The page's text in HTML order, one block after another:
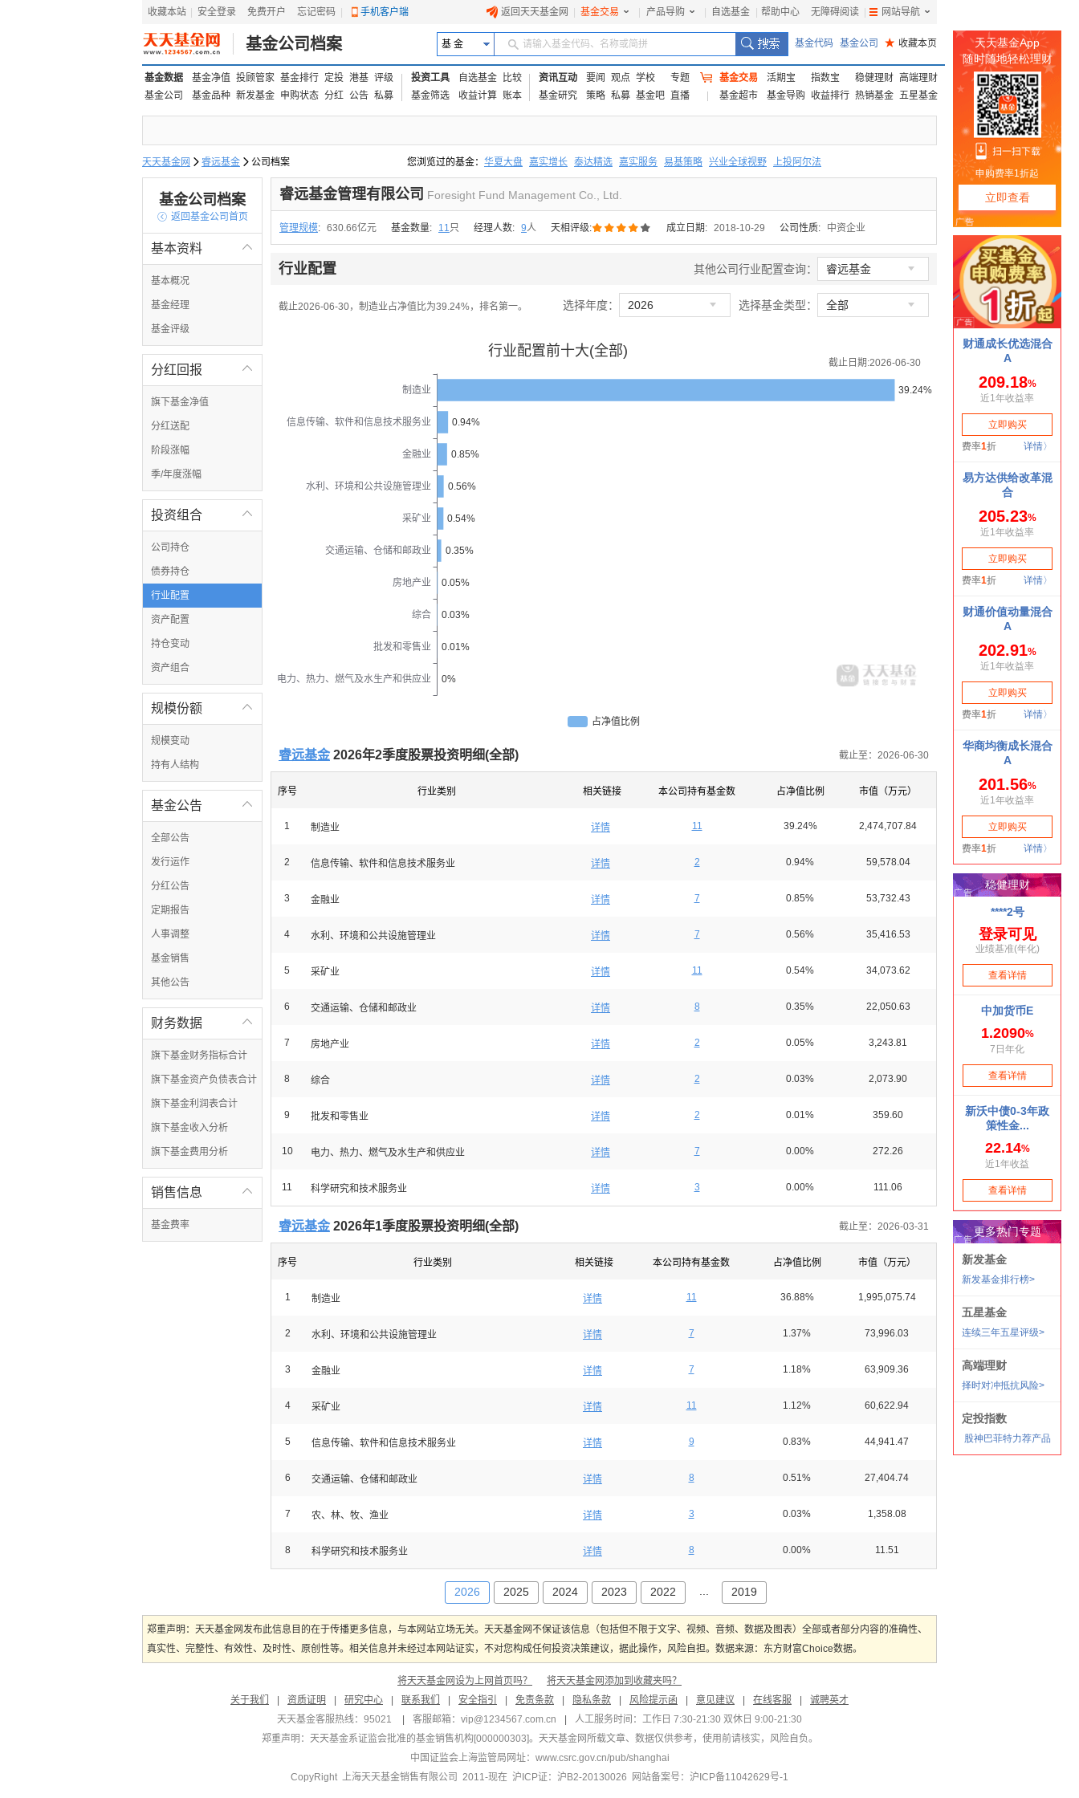
收藏本站 安全登录 免费开户 忘记密码 手机客户端 返回天天基金网 基金交易 产品导购 自选基金 帮助中心 无障碍阅读 网站导航
基金公司档案 基 金 请输入基金代码、名称或简拼 基金代码 基金公司 ★ 收藏本页
基金数据 基金净值 投顾管家 基金排行 定投 港基 评级
基金公司
基金品种 新发基金 申购状态 分红 公告 私募
投资工具 自选基金
比较
基金筛选
收益计算 账本
资讯互动 要闻 观点 学校
专题
基金研究
策略 私募 基金吧 直播
基金交易 活期宝 指数宝 稳健理财 高端理财
基金超市
基金导购 收益排行 热销基金 五星基金
天天基金网  睿远基金  公司档案 您浏览过的基金： 华夏大盘 嘉实增长 泰达精选 嘉实服务 易基策略 兴业全球视野 上投阿尔法
易方达上证中盘ETF联接A
基金公司档案
 返回基金公司首页

基本资料
基本概况
基金经理
基金评级

分红回报
旗下基金净值
分红送配
阶段涨幅
季/年度涨幅

投资组合
公司持仓
债券持仓
行业配置
资产配置
持仓变动
资产组合

规模份额
规模变动
持有人结构

基金公告
全部公告
发行运作
分红公告
定期报告
人事调整
基金销售
其他公告

财务数据
旗下基金财务指标合计
旗下基金资产负债表合计
旗下基金利润表合计
旗下基金收入分析
旗下基金费用分析

销售信息
基金费率
睿远基金管理有限公司 Foresight Fund Management Co., Ltd.
管理规模: 630.66亿元 基金数量: 11只 经理人数: 9人 天相评级: 成立日期: 2018-10-29 公司性质: 中资企业
行业配置 其他公司行业配置查询： 睿远基金 
截止2026-06-30，制造业占净值比为39.24%，排名第一。 全部 
选择基金类型：
2026 
选择年度：
电力、热力、燃气及水生产和供应业
批发和零售业
综合
房地产业
交通运输、仓储和邮政业
采矿业
水利、环境和公共设施管理业
金融业
信息传输、软件和信息技术服务业
制造业
0%
0.01%
0.03%
0.05%
0.35%
0.54%
0.56%
0.85%
0.94%
39.24%
占净值比例
截止日期:2026-06-30
行业配置前十大(全部)
睿远基金 2026年2季度股票投资明细(全部) 截止至：2026-06-30
序号 行业类别 相关链接 本公司持有基金数 占净值比例 市值（万元）
1 制造业 详情 11 39.24% 2,474,707.84
2 信息传输、软件和信息技术服务业 详情 2 0.94% 59,578.04
3 金融业 详情 7 0.85% 53,732.43
4 水利、环境和公共设施管理业 详情 7 0.56% 35,416.53
5 采矿业 详情 11 0.54% 34,073.62
6 交通运输、仓储和邮政业 详情 8 0.35% 22,050.63
7 房地产业 详情 2 0.05% 3,243.81
8 综合 详情 2 0.03% 2,073.90
9 批发和零售业 详情 2 0.01% 359.60
10 电力、热力、燃气及水生产和供应业 详情 7 0.00% 272.26
11 科学研究和技术服务业 详情 3 0.00% 111.06
睿远基金 2026年1季度股票投资明细(全部) 截止至：2026-03-31
序号 行业类别 相关链接 本公司持有基金数 占净值比例 市值（万元）
1 制造业 详情 11 36.88% 1,995,075.74
2 水利、环境和公共设施管理业 详情 7 1.37% 73,996.03
3 金融业 详情 7 1.18% 63,909.36
4 采矿业 详情 11 1.12% 60,622.94
5 信息传输、软件和信息技术服务业 详情 9 0.83% 44,941.47
6 交通运输、仓储和邮政业 详情 8 0.51% 27,404.74
7 农、林、牧、渔业 详情 3 0.03% 1,358.08
8 科学研究和技术服务业 详情 8 0.00% 11.51
2026 2025 2024 2023 2022 2019
郑重声明：天天基金网发布此信息目的在于传播更多信息，与本网站立场无关。天天基金网不保证该信息（包括但不限于文字、视频、音频、数据及图表）全部或者部分内容的准确性、
真实性、完整性、有效性、及时性、原创性等。相关信息并未经过本网站证实，不对您构成任何投资决策建议，据此操作，风险自担。数据来源：东方财富Choice数据。
将天天基金网设为上网首页吗？
将天天基金网添加到收藏夹吗？
关于我们
资质证明 研究中心 联系我们 安全指引 免责条款 隐私条款 风险提示函 意见建议 在线客服
诚聘英才
天天基金客服热线：95021
客服邮箱： vip@1234567.com.cn
人工服务时间：工作日 7:30-21:30 双休日 9:00-21:30
郑重声明： 天天基金系证监会批准的基金销售机构[000000303]。天天基金网所载文章、数据仅供参考，使用前请核实，风险自负。
中国证监会上海监管局网址： www.csrc.gov.cn/pub/shanghai
CopyRight 上海天天基金销售有限公司 2011-现在 沪ICP证：沪B2-20130026
网站备案号：沪ICP备11042629号-1